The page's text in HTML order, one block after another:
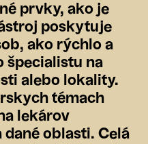
prvky, ako je
poskytuje
ako rýchlo a
špecialistu na
alebo lokality.
témach
lekárov
dané oblasti. Celá